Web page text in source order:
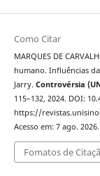
Como Citar
MARQUES DE
humano. Influências
Jarry. Controvérsia
115–132, 2024. DOI:
https://
Acesso em: 7 ago. 2026.
Fomatos de